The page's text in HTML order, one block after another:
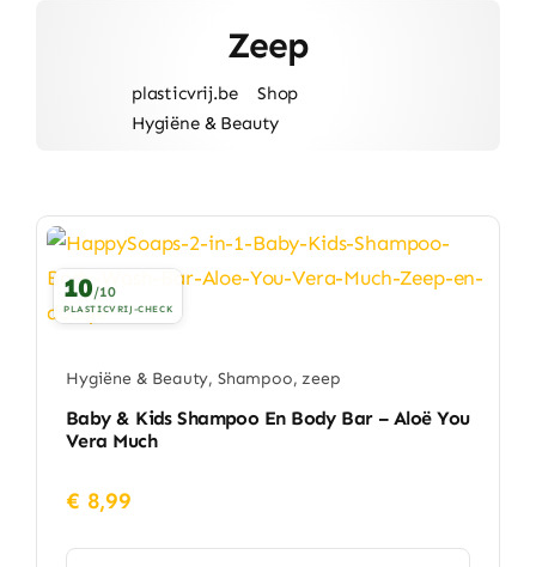
Hygiëne & Beauty
Huishouden
Eten & Drinken
Artikels & Nieuws
Over
Zeep
plasticvrij.be
Shop
Hygiëne & Beauty
10/10
PLASTICVRIJ-CHECK
Hygiëne & Beauty, Shampoo,zeep
Baby & Kids Shampoo En Body Bar – Aloë You
Vera Much
€ 8,99